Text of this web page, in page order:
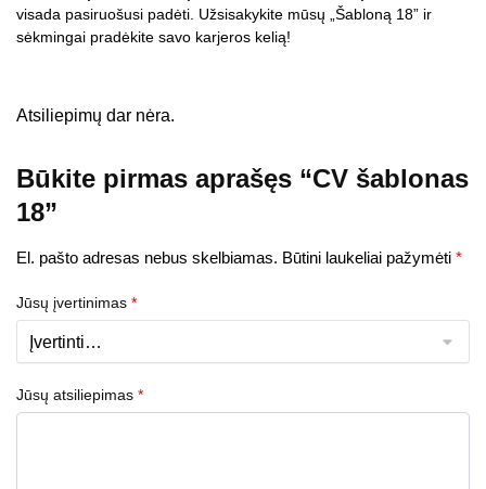
visada pasiruošusi padėti. Užsisakykite mūsų „Šabloną 18” ir
sėkmingai pradėkite savo karjeros kelią!
Atsiliepimų dar nėra.
Būkite pirmas aprašęs “CV šablonas
18”
El. pašto adresas nebus skelbiamas. Būtini laukeliai pažymėti *
Jūsų įvertinimas *
Jūsų atsiliepimas *